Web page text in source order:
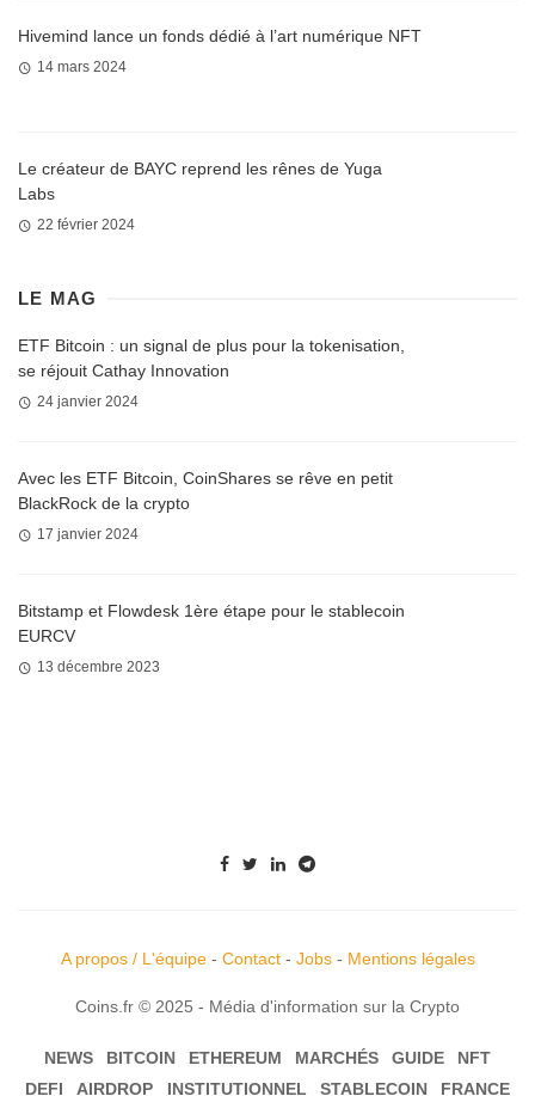
Hivemind lance un fonds dédié à l’art numérique NFT
14 mars 2024
Le créateur de BAYC reprend les rênes de Yuga
Labs
22 février 2024
LE MAG
ETF Bitcoin : un signal de plus pour la tokenisation,
se réjouit Cathay Innovation
24 janvier 2024
Avec les ETF Bitcoin, CoinShares se rêve en petit
BlackRock de la crypto
17 janvier 2024
Bitstamp et Flowdesk 1ère étape pour le stablecoin
EURCV
13 décembre 2023
A propos / L'équipe- Contact- Jobs- Mentions légales
Coins.fr © 2025 - Média d'information sur la Crypto
NEWS BITCOIN ETHEREUM MARCHÉS GUIDE
NFT
DEFI
AIRDROP INSTITUTIONNEL STABLECOIN FRANCE